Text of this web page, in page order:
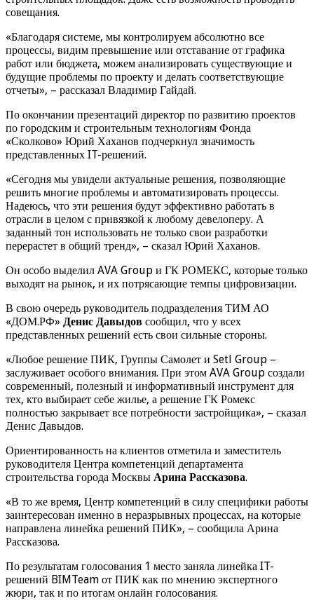
совещания.
«Благодаря системе, мы контролируем абсолютно все
процессы, видим превышение или отставание от графика
работ или бюджета, можем анализировать существующие и
будущие проблемы по проекту и делать соответствующие
отчеты», – рассказал Владимир Гайдай.
По окончании презентаций директор по развитию проектов
по городским и строительным технологиям Фонда
«Сколково» Юрий Хаханов подчеркнул значимость
представленных IT-решений.
«Сегодня мы увидели актуальные решения, позволяющие
решить многие проблемы и автоматизировать процессы.
Надеюсь, что эти решения будут эффективно работать в
отрасли в целом с привязкой к любому девелоперу. А
заданный тон использовать не только свои разработки
перерастет в общий тренд», – сказал Юрий Хаханов.
Он особо выделил AVA Group и ГК РОМЕКС, которые только
выходят на рынок, и их потрясающие темпы цифровизации.
В свою очередь руководитель подразделения ТИМ АО
«ДОМ.РФ» Денис Давыдов сообщил, что у всех
представленных решений есть свои сильные стороны.
«Любое решение ПИК, Группы Самолет и Setl Group –
заслуживает особого внимания. При этом AVA Group создали
современный, полезный и информативный инструмент для
тех, кто выбирает себе жилье, а решение ГК Ромекс
полностью закрывает все потребности застройщика», – сказал
Денис Давыдов.
Ориентированность на клиентов отметила и заместитель
руководителя Центра компетенций департамента
строительства города Москвы Арина Рассказова.
«В то же время, Центр компетенций в силу специфики работы
заинтересован именно в неразрывных процессах, на которые
направлена линейка решений ПИК», – сообщила Арина
Рассказова.
По результатам голосования 1 место заняла линейка IT-
решений BIMTeam от ПИК как по мнению экспертного
жюри, так и по итогам онлайн голосования.